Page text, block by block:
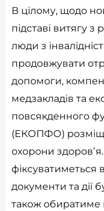
В цілому, щодо
підставі витягу
люди з
продовжувати
допомоги,
медзакладів та
повсякденного
(ЕКОПФО)
охорони
фіксуватиметься
документи та дії
також обиратиме